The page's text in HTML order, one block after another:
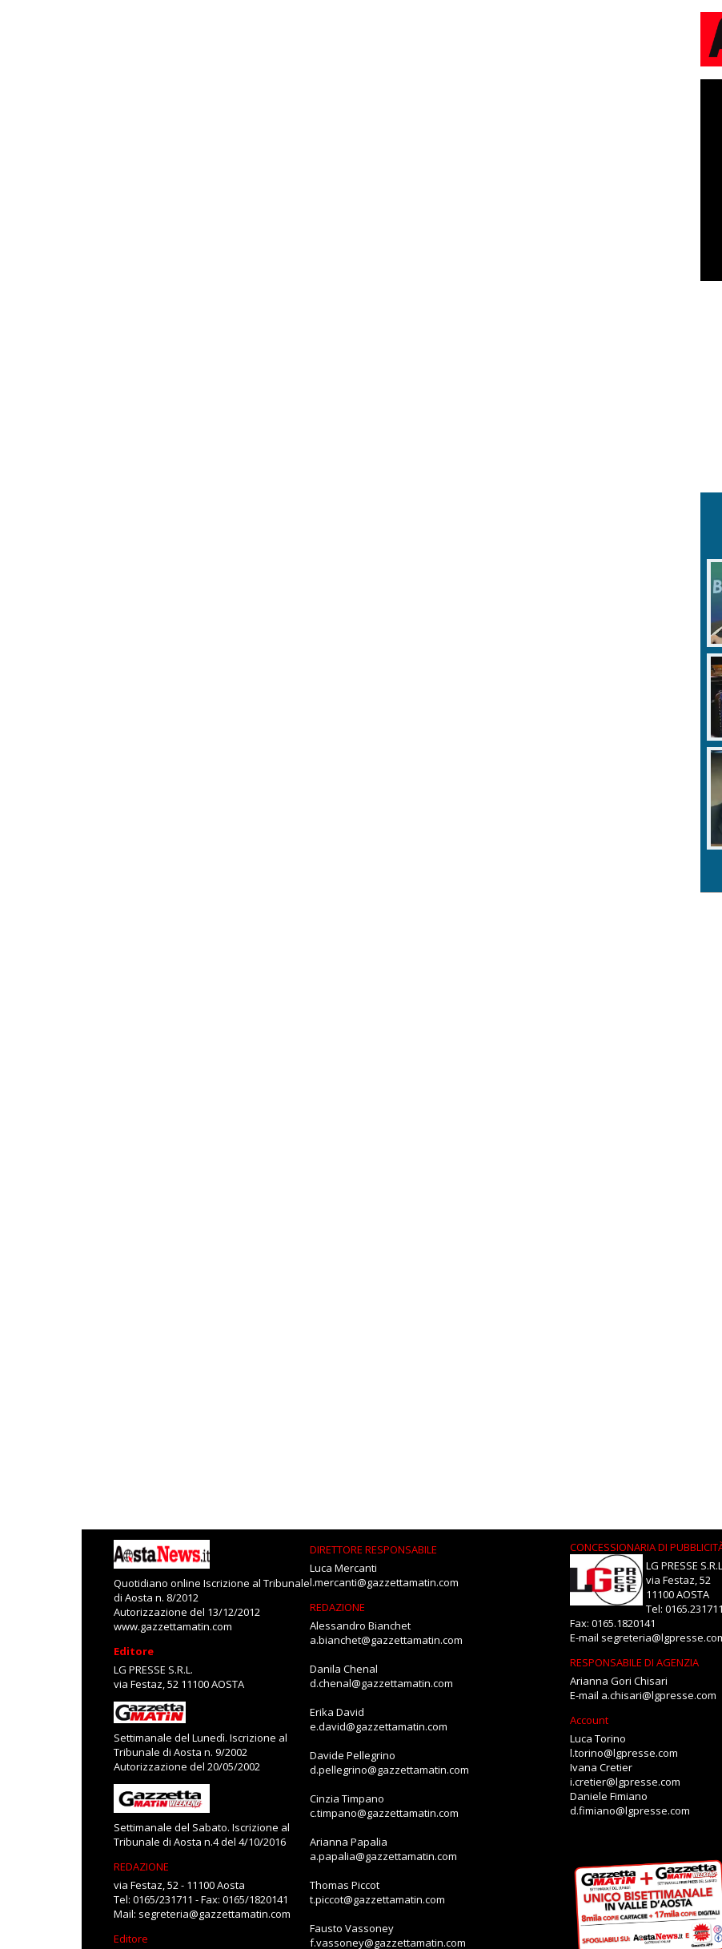
Quotidiano online Iscrizione al Tribunale
di Aosta n. 8/2012
Autorizzazione del 13/12/2012
www.gazzettamatin.com
Editore
LG PRESSE S.R.L.
via Festaz, 52 11100 AOSTA
Settimanale del Lunedì. Iscrizione al
Tribunale di Aosta n. 9/2002
Autorizzazione del 20/05/2002
Settimanale del Sabato. Iscrizione al
Tribunale di Aosta n.4 del 4/10/2016
REDAZIONE
via Festaz, 52 - 11100 Aosta
Tel: 0165/231711 - Fax: 0165/1820141
Mail: segreteria@gazzettamatin.com
Editore
DIRETTORE RESPONSABILE
Luca Mercanti
l.mercanti@gazzettamatin.com
REDAZIONE
Alessandro Bianchet
a.bianchet@gazzettamatin.com
Danila Chenal
d.chenal@gazzettamatin.com
Erika David
e.david@gazzettamatin.com
Davide Pellegrino
d.pellegrino@gazzettamatin.com
Cinzia Timpano
c.timpano@gazzettamatin.com
Arianna Papalia
a.papalia@gazzettamatin.com
Thomas Piccot
t.piccot@gazzettamatin.com
Fausto Vassoney
f.vassoney@gazzettamatin.com
CONCESSIONARIA DI
LG PRESSE
via Festaz, 52
11100 AOSTA
Tel: 0165.231711
Fax: 0165.1820141
E-mail
RESPONSABILE DI AGENZIA
Arianna Gori Chisari
E-mail a.chisari@lgpresse.com
Account
Luca Torino
l.torino@lgpresse.com
Ivana Cretier
i.cretier@lgpresse.com
Daniele Fimiano
d.fimiano@lgpresse.com